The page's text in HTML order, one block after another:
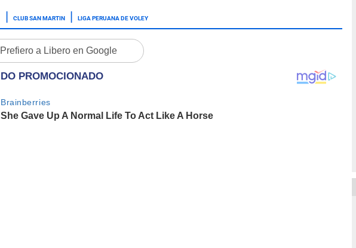
CLUB SAN MARTIN LIGA PERUANA DE VOLEY
Prefiero a Libero en Google